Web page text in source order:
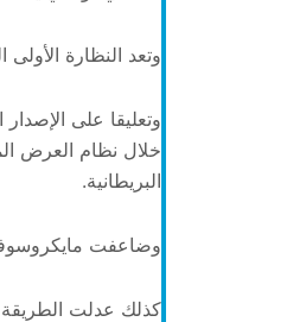
وتعد النظارة الأولى
وتعليقا على
خلال نظام العرض
البريطانية.
وضاعفت مايكروسوفت من مجال الرؤية
كذلك عدلت الطريقة